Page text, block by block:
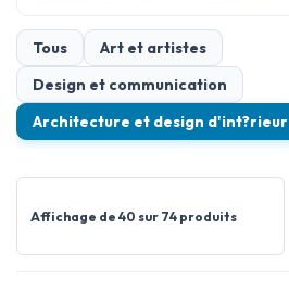
Tous
Art et artistes
Design et communication
Architecture et design d'int?rieur
Affichage de 40 sur 74 produits